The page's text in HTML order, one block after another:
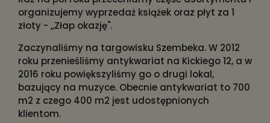
organizujemy wyprzedaż książek oraz płyt za 1
złoty - ,,Złap okazję".
Zaczynaliśmy na targowisku Szembeka. W 2012
roku przenieśliśmy antykwariat na Kickiego 12, a w
2016 roku powiększyliśmy go o drugi lokal,
bazujący na muzyce. Obecnie antykwariat to 700
m2 z czego 400 m2 jest udostępnionych
klientom.